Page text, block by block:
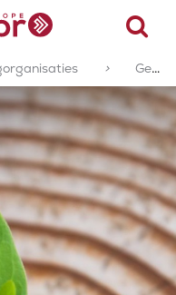
> Geaccrediteerde of gecertificeerde zorgorganisaties